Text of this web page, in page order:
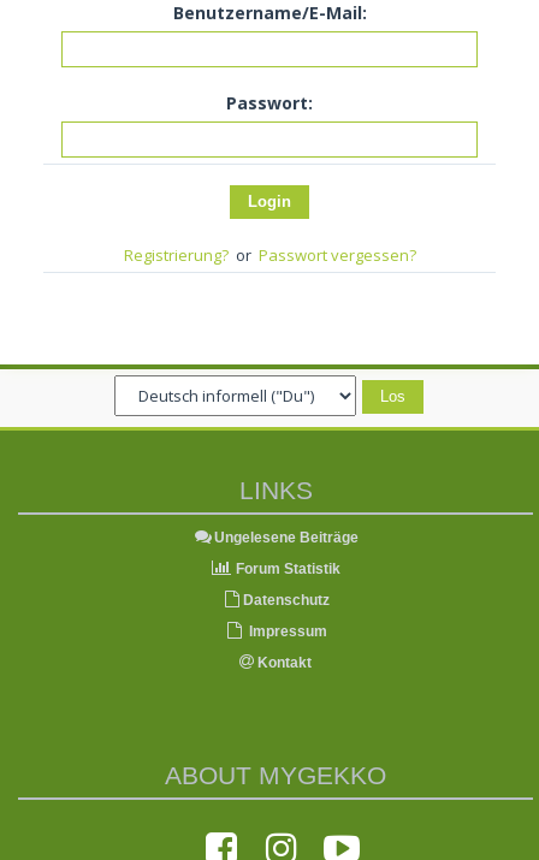
Benutzername/E-Mail:
Passwort:
Registrierung?or Passwort vergessen?
LINKS
Ungelesene Beiträge
Forum Statistik
Datenschutz
Impressum
Kontakt
ABOUT MYGEKKO